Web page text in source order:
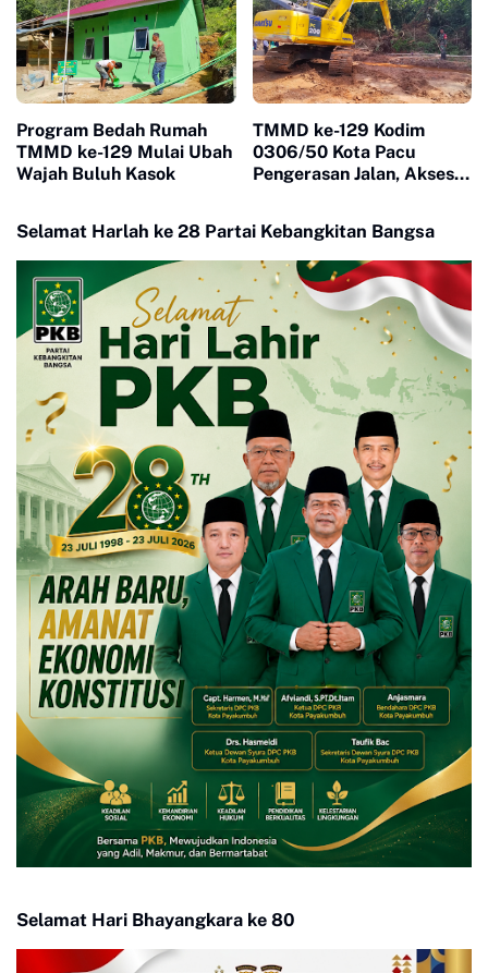
Program Bedah Rumah
TMMD ke-129 Mulai Ubah
Wajah Buluh Kasok
TMMD ke-129 Kodim
0306/50 Kota Pacu
Pengerasan Jalan, Akses
Selamat Harlah ke 28 Partai Kebangkitan Bangsa
Selamat Hari Bhayangkara ke 80